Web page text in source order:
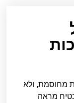
מחוסמת, ולא
מראה